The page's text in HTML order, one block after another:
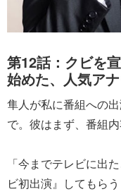
第12話：クビを
始めた、人気ア
隼人が私に番組への
で。彼はまず、番組内
「今までテレビに出
ビ初出演』してもら